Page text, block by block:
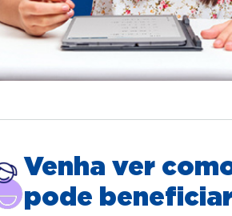
Venha ver
pode